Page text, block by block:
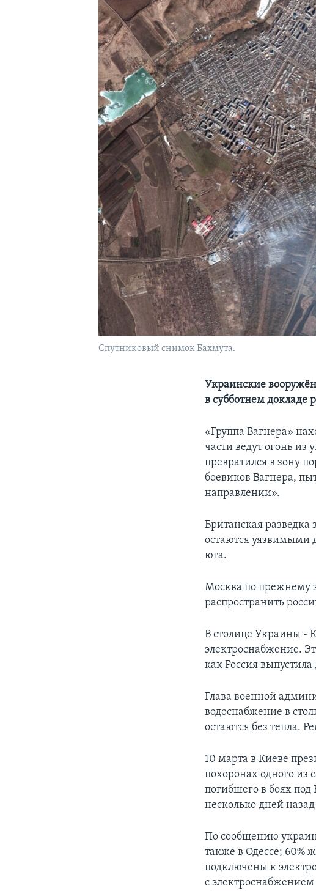
Спутниковый снимок Бахмута.
Украинские
в субботнем докладе
«Группа Вагнера»
части ведут огонь из
превратился в зону
боевиков Вагнера,
направлении».
Британская
остаются уязвимыми
юга.
Москва по прежнему
распространить
В столице Украины -
электроснабжение.
как Россия
Глава военной
водоснабжение в
остаются без тепла.
10 марта в Киеве
похоронах одного
погибшего в боях
несколько дней
По сообщению
также в Одессе; 60%
подключены к
с